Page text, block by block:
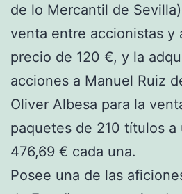
de lo Mercantil de
venta entre accionistas y
precio de 120 €, y la
acciones a Manuel Ruiz
Oliver Albesa para la
paquetes de 210 títulos a
476,69 € cada una.
Posee una de las